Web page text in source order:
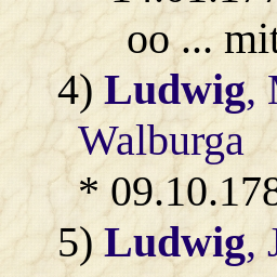
oo ...
4)Ludwig,
Walburga
*
5)Ludwig,